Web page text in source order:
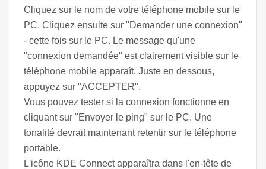
Cliquez sur le nom de votre téléphone mobile sur le
PC. Cliquez ensuite sur "Demander une connexion"
- cette fois sur le PC. Le message qu'une
"connexion demandée" est clairement visible sur le
téléphone mobile apparaît. Juste en dessous,
appuyez sur "ACCEPTER".
Vous pouvez tester si la connexion fonctionne en
cliquant sur "Envoyer le ping" sur le PC. Une
tonalité devrait maintenant retentir sur le téléphone
portable.
L'icône KDE Connect apparaîtra dans l'en-tête de